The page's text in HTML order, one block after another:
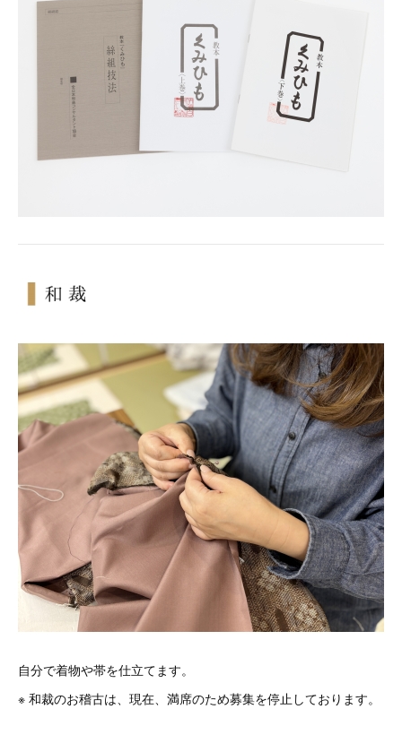
自分で着物や帯を仕立てます。
※ 和裁のお稽古は、現在、満席のため募集を停止しております。